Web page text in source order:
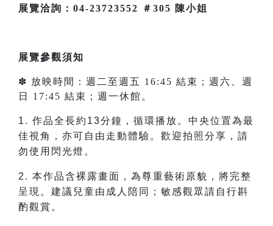
展覽洽詢：04-23723552 ＃305 陳小姐
展覽參觀須知
✽ 放映時間：週二至週五 16:45 結束；週六、週
日 17:45 結束；週一休館。
1. 作品全長約13分鐘，循環播放。中央位置為最
佳視角，亦可自由走動體驗。歡迎拍照分享，請
勿使用閃光燈。
2. 本作品含裸露畫面，為尊重藝術原貌，將完整
呈現。建議兒童由成人陪同；敏感觀眾請自行斟
酌觀賞。